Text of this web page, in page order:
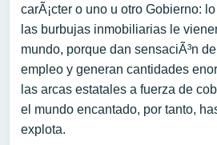
carÃ¡cter o uno u otro Gobierno:
las burbujas inmobiliarias le
mundo, porque dan sensaciÃ³n
empleo y generan cantidades
las arcas estatales a fuerza de
el mundo encantado, por tanto,
explota.